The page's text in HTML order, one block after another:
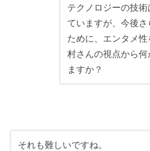
テクノロジーの技
ていますが、今後
ために、エンタメ
村さんの視点から
ますか？
それも難しいですね。